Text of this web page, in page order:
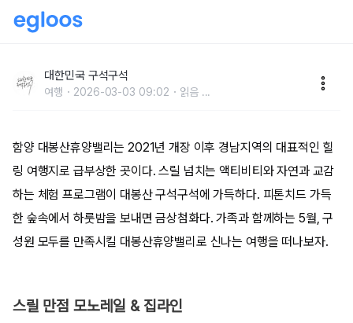
리
대한민국 구석구석
여행 2026-03-03 09:02 읽음 ...
함양 대봉산휴양밸리는 2021년 개장 이후 경남지역의 대표적인 힐
링 여행지로 급부상한 곳이다. 스릴 넘치는 액티비티와 자연과 교감
하는 체험 프로그램이 대봉산 구석구석에 가득하다. 피톤치드 가득
한 숲속에서 하룻밤을 보내면 금상첨화다. 가족과 함께하는 5월, 구
성원 모두를 만족시킬 대봉산휴양밸리로 신나는 여행을 떠나보자.
스릴 만점 모노레일 & 집라인